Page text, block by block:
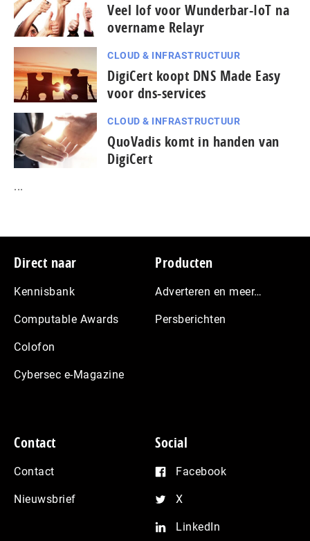
Veel lof voor Wunderbar-IoT na
overname Relayr
CLOUD & INFRASTRUCTUUR
DigiCert koopt DNS Made Easy
voor dns-services
CLOUD & INFRASTRUCTUUR
QuoVadis komt in handen van
DigiCert
...
Footer
Direct naar
Kennisbank
Computable Awards
Colofon
Cybersec e-Magazine
Producten
Adverteren en meer…
Persberichten
Contact
Contact
Nieuwsbrief
Social
Facebook
X
LinkedIn